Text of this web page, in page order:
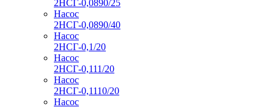
2НСГ-0,0890/25
Насос
2НСГ-0,0890/40
Насос
2НСГ-0,1/20
Насос
2НСГ-0,111/20
Насос
2НСГ-0,1110/20
Насос